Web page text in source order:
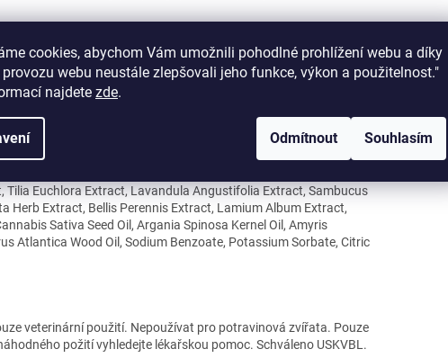
cookies, abychom Vám umožnili pohodlné prohlížení webu a díky
webu neustále zlepšovali jeho funkce, výkon a použitelnost."
najdete zde.
Odmítnout Souhlasím
mokré srsti zvířete. Po omytí srst důkladně propláchněte.
Sodium Cocoamphoacetate, Sorbitan Sesquicaprylate,
Lauroyl Lactylate, Triethyl Citrate, Panthenol, Taraxacum
Officinalis Extract, Euphrasia Officinalis Extract, Achillea
Extract, Aesculum Hippocastanum Extract, Malva
Euchlora Extract, Lavandula Angustifolia Extract, Sambucus
Herb Extract, Bellis Perennis Extract, Lamium Album Extract,
Sativa Seed Oil, Argania Spinosa Kernel Oil, Amyris
Atlantica Wood Oil, Sodium Benzoate, Potassium Sorbate, Citric
veterinární použití. Nepoužívat pro potravinová zvířata. Pouze
požití vyhledejte lékařskou pomoc. Schváleno USKVBL.